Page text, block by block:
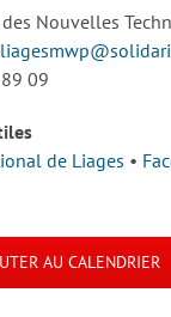
Nouvelles
09
de Liages •
AU CALENDRIER